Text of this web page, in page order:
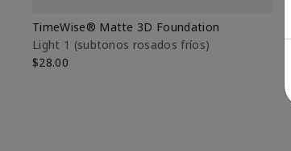
TimeWise® Matte 3D Foundation
Light 1​ (subtonos rosados fríos)
$28.00